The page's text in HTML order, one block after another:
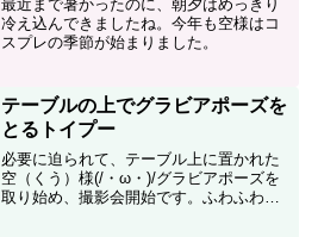
最近まで暑かったのに、朝夕はめっきり
冷え込んできましたね。今年も空様はコ
スプレの季節が始まりました。
テーブルの上でグラビアポーズを
とるトイプー
必要に迫られて、テーブル上に置かれた
空（くう）様(/・ω・)/グラビアポーズを
取り始め、撮影会開始です。ふわふわ毎